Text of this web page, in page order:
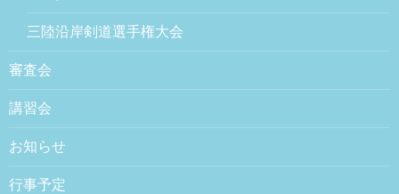
三陸沿岸剣道選手権大会
審査会
講習会
お知らせ
行事予定